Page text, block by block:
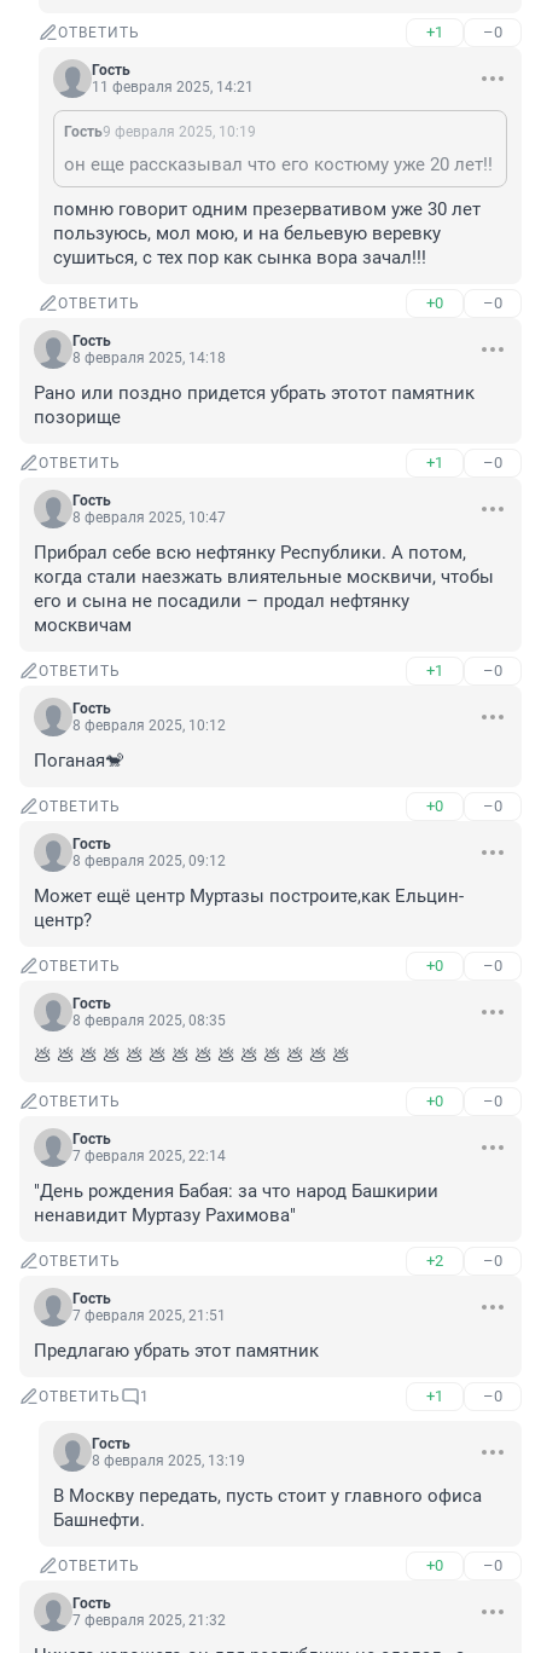
ОТВЕТИТЬ +1 –0
Гость
11 февраля 2025, 14:21
Гость9 февраля 2025, 10:19
он еще рассказывал что его костюму уже 20 лет!!
помню говорит одним презервативом уже 30 лет
пользуюсь, мол мою, и на бельевую веревку
сушиться, с тех пор как сынка вора зачал!!!
ОТВЕТИТЬ +0 –0
Гость
8 февраля 2025, 14:18
Рано или поздно придется убрать этотот памятник
позорище
ОТВЕТИТЬ +1 –0
Гость
8 февраля 2025, 10:47
Прибрал себе всю нефтянку Республики. А потом,
когда стали наезжать влиятельные москвичи, чтобы
его и сына не посадили – продал нефтянку
москвичам
ОТВЕТИТЬ +1 –0
Гость
8 февраля 2025, 10:12
Поганая🐒
ОТВЕТИТЬ +0 –0
Гость
8 февраля 2025, 09:12
Может ещё центр Муртазы построите,как Ельцин-
центр?
ОТВЕТИТЬ +0 –0
Гость
8 февраля 2025, 08:35
💩 💩 💩 💩 💩 💩 💩 💩 💩 💩 💩 💩 💩 💩
ОТВЕТИТЬ +0 –0
Гость
7 февраля 2025, 22:14
"День рождения Бабая: за что народ Башкирии
ненавидит Муртазу Рахимова"
ОТВЕТИТЬ +2 –0
Гость
7 февраля 2025, 21:51
Предлагаю убрать этот памятник
ОТВЕТИТЬ 1 +1 –0
Гость
8 февраля 2025, 13:19
В Москву передать, пусть стоит у главного офиса
Башнефти.
ОТВЕТИТЬ +0 –0
Гость
7 февраля 2025, 21:32